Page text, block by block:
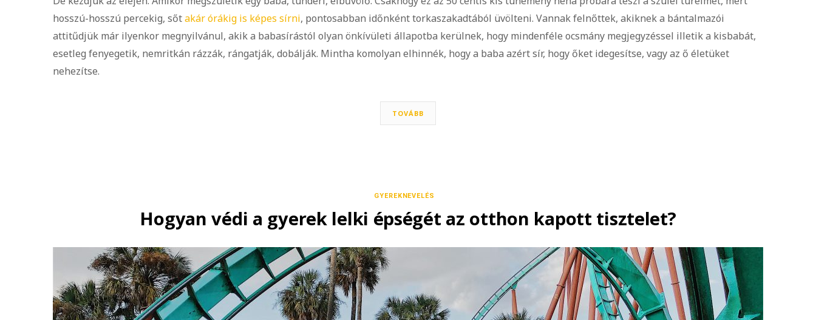
hosszú-hosszú percekig, sőtakár órákig is képes sírni, pontosabban időnként torkaszakadtából üvölteni. Vannak felnőttek, akiknek a bántalmazói
attitűdjük már ilyenkor megnyilvánul, akik a babasírástól olyan önkívületi állapotba kerülnek, hogy mindenféle ocsmány megjegyzéssel illetik a kisbabát,
esetleg fenyegetik, nemritkán rázzák, rángatják, dobálják. Mintha komolyan elhinnék, hogy a baba azért sír, hogy őket idegesítse, vagy az ő életüket
nehezítse.
TOVÁBB
GYEREKNEVELÉS
Hogyan védi a gyerek lelki épségét az otthon kapott tisztelet?